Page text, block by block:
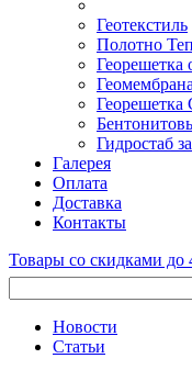
Геотекстиль
Полотно
Георешетка
Геомембрана
Георешетка
Гидростаб
Галерея
Оплата
Доставка
Контакты
Товары со скидками до
Новости
Статьи